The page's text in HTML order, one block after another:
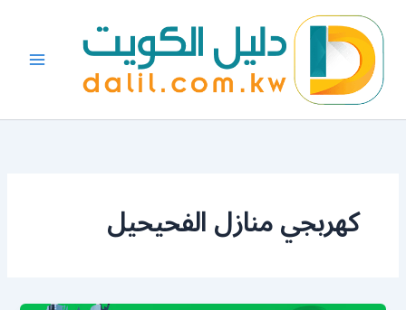
المحتوى
كهربجي منازل الفحيحيل